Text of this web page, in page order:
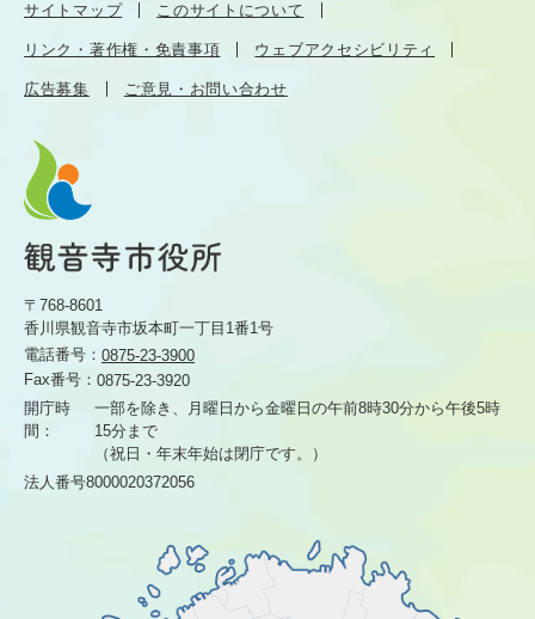
サイトマップ このサイトについて
リンク・著作権・免責事項 ウェブアクセシビリティ
広告募集 ご意見・お問い合わせ
〒768-8601
香川県観音寺市坂本町一丁目1番1号
電話番号： 0875-23-3900
Fax番号： 0875-23-3920
開庁時
間：
一部を除き、月曜日から金曜日の午前8時30分から午後5時
15分まで
（祝日・年末年始は閉庁です。）
法人番号8000020372056